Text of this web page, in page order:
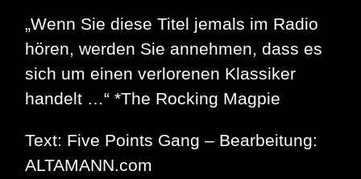
„Wenn Sie diese Titel jemals im Radio
hören, werden Sie annehmen, dass es
sich um einen verlorenen Klassiker
handelt …“ *The Rocking Magpie
Text: Five Points Gang – Bearbeitung:
ALTAMANN.com